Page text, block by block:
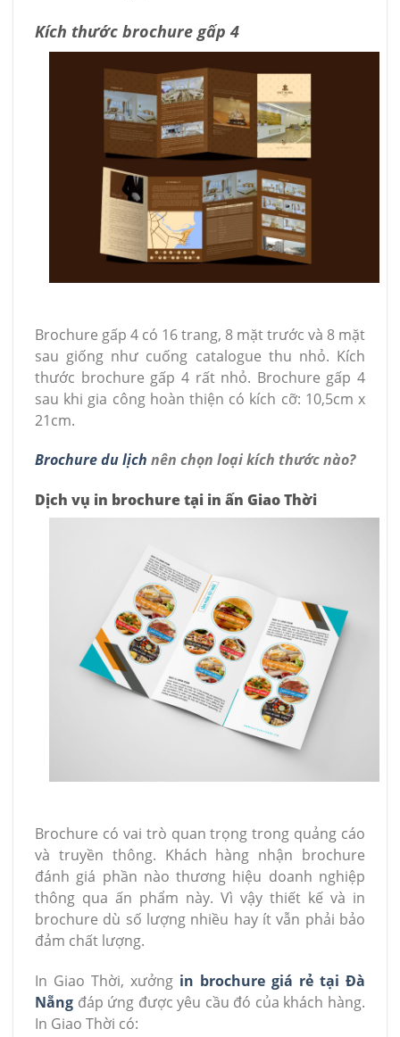
Kích thước brochure gấp 4
Brochure gấp 4 có 16 trang, 8 mặt trước và 8 mặt
sau giống như cuống catalogue thu nhỏ. Kích
thước brochure gấp 4 rất nhỏ. Brochure gấp 4
sau khi gia công hoàn thiện có kích cỡ: 10,5cm x
21cm.
Brochure du lịch nên chọn loại kích thước nào?
Dịch vụ in brochure tại in ấn Giao Thời
Brochure có vai trò quan trọng trong quảng cáo
và truyền thông. Khách hàng nhận brochure
đánh giá phần nào thương hiệu doanh nghiệp
thông qua ấn phẩm này. Vì vậy thiết kế và in
brochure dù số lượng nhiều hay ít vẫn phải bảo
đảm chất lượng.
In Giao Thời, xưởng in brochure giá rẻ tại Đà
Nẵng đáp ứng được yêu cầu đó của khách hàng.
In Giao Thời có: